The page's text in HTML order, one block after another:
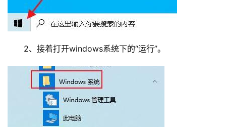
2、接着打开windows系统下的“运行”。